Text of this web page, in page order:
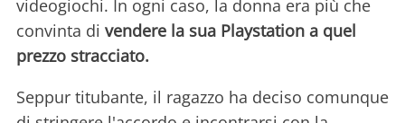
videogiochi. In ogni caso, la donna era più che
convinta di vendere la sua Playstation a quel
prezzo stracciato.
Seppur titubante, il ragazzo ha deciso comunque